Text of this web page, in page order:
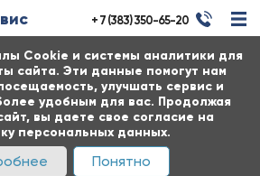
Cookie и системы аналитики для
сайта. Эти данные помогут нам
улучшать сервис и
удобным для вас. Продолжая
вы даете свое согласие на
персональных данных.
Понятно
+ 7 (383) 350-65-20